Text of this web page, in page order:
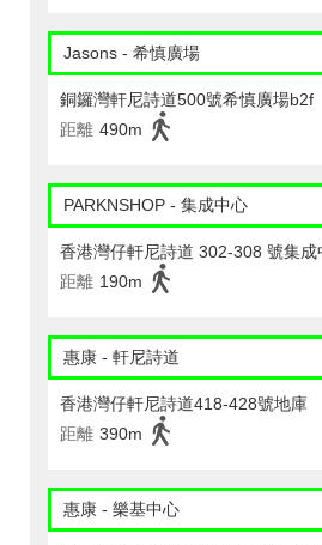
Jasons - 希慎廣場
銅鑼灣軒尼詩道500號希慎廣場b2f
距離 490m
PARKNSHOP - 集成中心
香港灣仔軒尼詩道 302-308 號集成
距離 190m
惠康 - 軒尼詩道
香港灣仔軒尼詩道418-428號地庫
距離 390m
惠康 - 樂基中心